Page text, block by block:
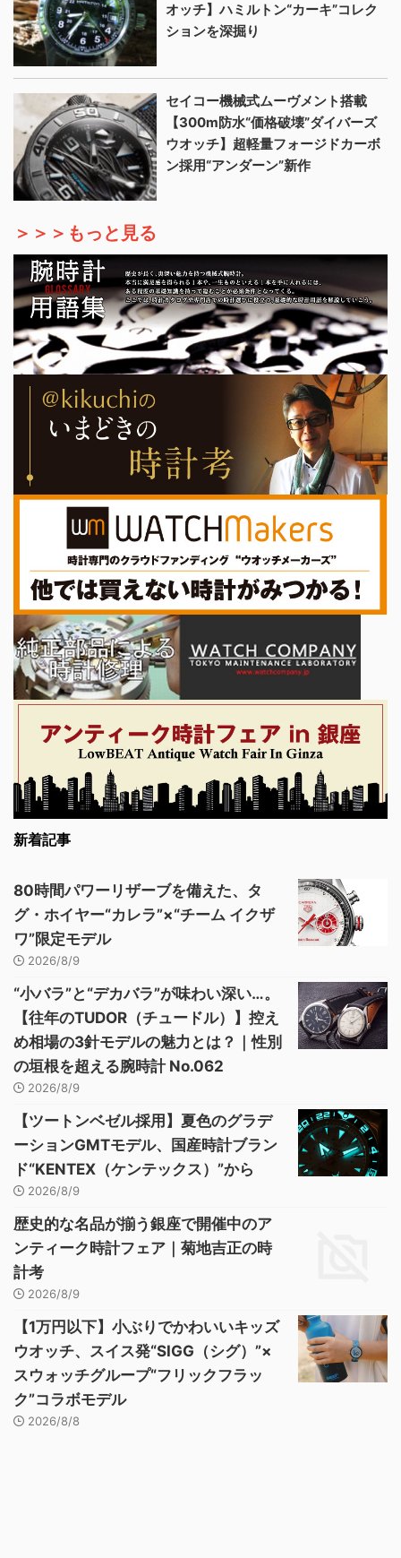
オッチ】ハミルトン“カーキ”コレク
ションを深掘り
セイコー機械式ムーヴメント搭載
【300m防水“価格破壊”ダイバーズ
ウオッチ】超軽量フォージドカーボ
ン採用“アンダーン”新作
＞＞＞もっと見る
新着記事
80時間パワーリザーブを備えた、タ
グ・ホイヤー“カレラ”×“チーム イクザ
ワ”限定モデル
2026/8/9
“小バラ”と“デカバラ”が味わい深い…。
【往年のTUDOR（チュードル）】控え
め相場の3針モデルの魅力とは？｜性別
の垣根を超える腕時計 No.062
2026/8/9
【ツートンベゼル採用】夏色のグラデ
ーションGMTモデル、国産時計ブラン
ド“KENTEX（ケンテックス）”から
2026/8/9
歴史的な名品が揃う銀座で開催中のア
ンティーク時計フェア｜菊地吉正の時
計考
2026/8/9
【1万円以下】小ぶりでかわいいキッズ
ウオッチ、スイス発“SIGG（シグ）”×
スウォッチグループ“フリックフラッ
ク”コラボモデル
2026/8/8